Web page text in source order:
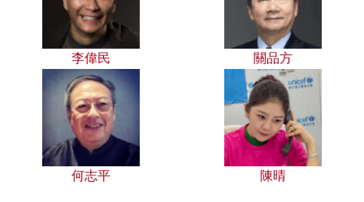
李偉民 關品方
何志平 陳晴